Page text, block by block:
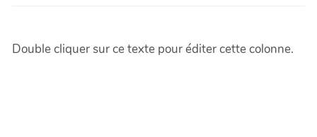
Double cliquer sur ce texte pour éditer cette colonne.